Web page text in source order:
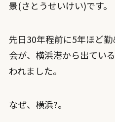
景(さとうせいけい)です。
先日30年程前に5年ほど
会が、横浜港から出てい
われました。
なぜ、横浜?。